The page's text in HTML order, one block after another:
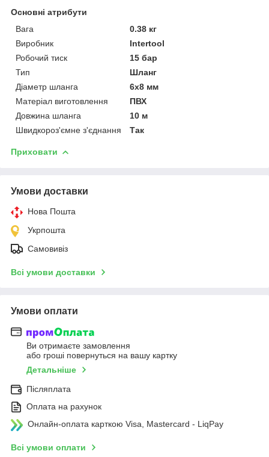
Основні атрибути
Вага
0.38 кг
Виробник
Intertool
Робочий тиск
15 бар
Тип
Шланг
Діаметр шланга
6x8 мм
Матеріал виготовлення
ПВХ
Довжина шланга
10 м
Швидкороз'ємне з'єднання
Так
Приховати
Умови доставки
Нова Пошта
Укрпошта
Самовивіз
Всі умови доставки
Умови оплати
Ви отримаєте замовлення
або гроші повернуться на вашу картку
Детальніше
Післяплата
Оплата на рахунок
Онлайн-оплата карткою Visa, Mastercard - LiqPay
Всі умови оплати